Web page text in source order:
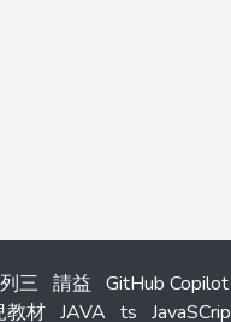
三 請益 GitHub Copilot
教材 JAVA ts